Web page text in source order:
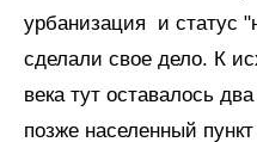
урбанизация и статус
сделали свое дело. К
века тут оставалось
позже населенный